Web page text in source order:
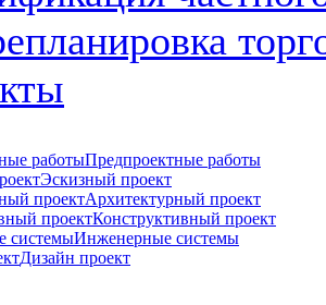
Предпроектные работы
Эскизный проект
Архитектурный проект
Конструктивный проект
Инженерные системы
Дизайн проект